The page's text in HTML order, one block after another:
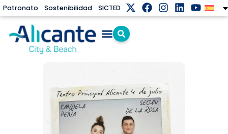
Patronato Sostenibilidad SICTED